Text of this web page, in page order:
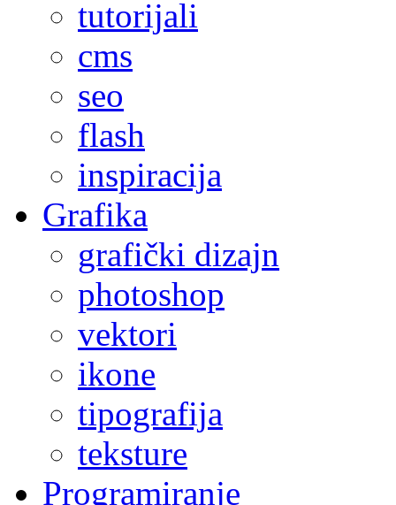
tutorijali
cms
seo
flash
inspiracija
Grafika
grafički dizajn
photoshop
vektori
ikone
tipografija
teksture
Programiranje